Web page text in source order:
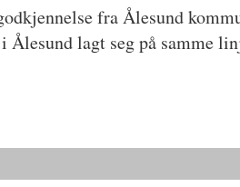
fra Ålesund
lagt seg på samme